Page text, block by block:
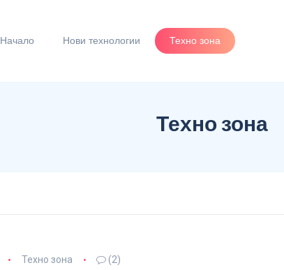
Начало Нови технологии Техно зона
Техно зона
Техно зона (2)